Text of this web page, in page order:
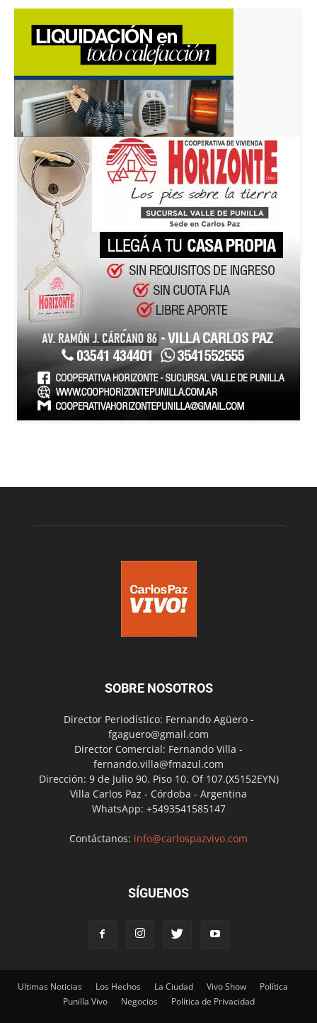
SOBRE NOSOTROS
Director Periodístico: Fernando Agüero -
fgaguero@gmail.com
Director Comercial: Fernando Villa -
fernando.villa@fmazul.com
Dirección: 9 de Julio 90. Piso 10. Of 107.(X5152EYN)
Villa Carlos Paz - Córdoba - Argentina
WhatsApp: +5493541585147
Contáctanos: info@carlospazvivo.com
SÍGUENOS
Ultimas Noticias Los Hechos La Ciudad Vivo Show
Política
Punilla Vivo
Negocios Política de Privacidad